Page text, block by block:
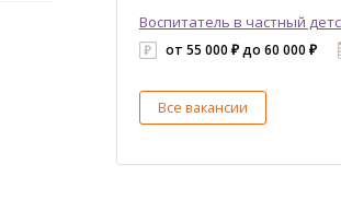
Воспитатель в частный
от 55 000 ₽ до 60 000 ₽
Все вакансии